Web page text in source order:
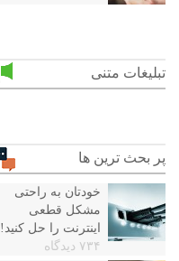
تبلیغات متنی
پر بحث ترین ها
خودتان به راحتی
مشکل قطعی
اینترنت را حل کنید!
۷۳۴ دیدگاه